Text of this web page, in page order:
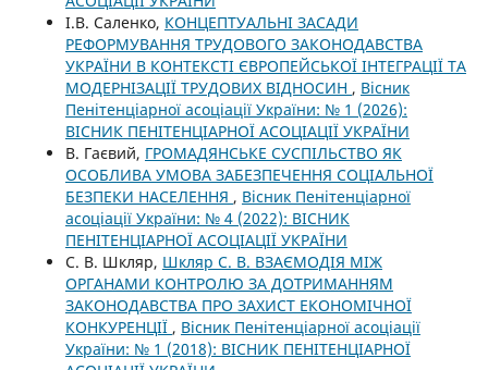
І.В. Саленко, КОНЦЕПТУАЛЬНІ ЗАСАДИ
РЕФОРМУВАННЯ ТРУДОВОГО ЗАКОНОДАВСТВА
УКРАЇНИ В КОНТЕКСТІ ЄВРОПЕЙСЬКОЇ ІНТЕГРАЦІЇ ТА
МОДЕРНІЗАЦІЇ ТРУДОВИХ ВІДНОСИН , Вісник
Пенітенціарної асоціації України: № 1 (2026):
ВІСНИК ПЕНІТЕНЦІАРНОЇ АСОЦІАЦІЇ УКРАЇНИ
В. Гаєвий, ГРОМАДЯНСЬКЕ СУСПІЛЬСТВО ЯК
ОСОБЛИВА УМОВА ЗАБЕЗПЕЧЕННЯ СОЦІАЛЬНОЇ
БЕЗПЕКИ НАСЕЛЕННЯ , Вісник Пенітенціарної
асоціації України: № 4 (2022): ВІСНИК
ПЕНІТЕНЦІАРНОЇ АСОЦІАЦІЇ УКРАЇНИ
С. В. Шкляр, Шкляр С. В. ВЗАЄМОДІЯ МІЖ
ОРГАНАМИ КОНТРОЛЮ ЗА ДОТРИМАННЯМ
ЗАКОНОДАВСТВА ПРО ЗАХИСТ ЕКОНОМІЧНОЇ
КОНКУРЕНЦІЇ , Вісник Пенітенціарної асоціації
України: № 1 (2018): ВІСНИК ПЕНІТЕНЦІАРНОЇ